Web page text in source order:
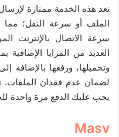
تعد هذه الخدمة ممتازة
الملف أو سرعة النقل؛
سرعة الاتصال بالإنترنت
العديد من المزايا الإضافية
لضمان عدم فقدان الملفات.
يجب عليك الدفع مرة واحدة
Masv